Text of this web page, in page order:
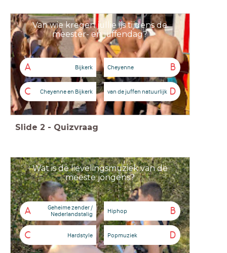
Van wie kregen jullie ijs tijdens de
meester- en juffendag?
A Bijkerk B
Cheyenne
C Cheyenne en Bijkerk D
van de juffen natuurlijk
Slide 2 - Quizvraag
Wat is de lievelingsmuziek van de
meeste jongens?
A
Geheime zender /
Nederlandstalig
B
Hiphop
C Hardstyle D
Popmuziek